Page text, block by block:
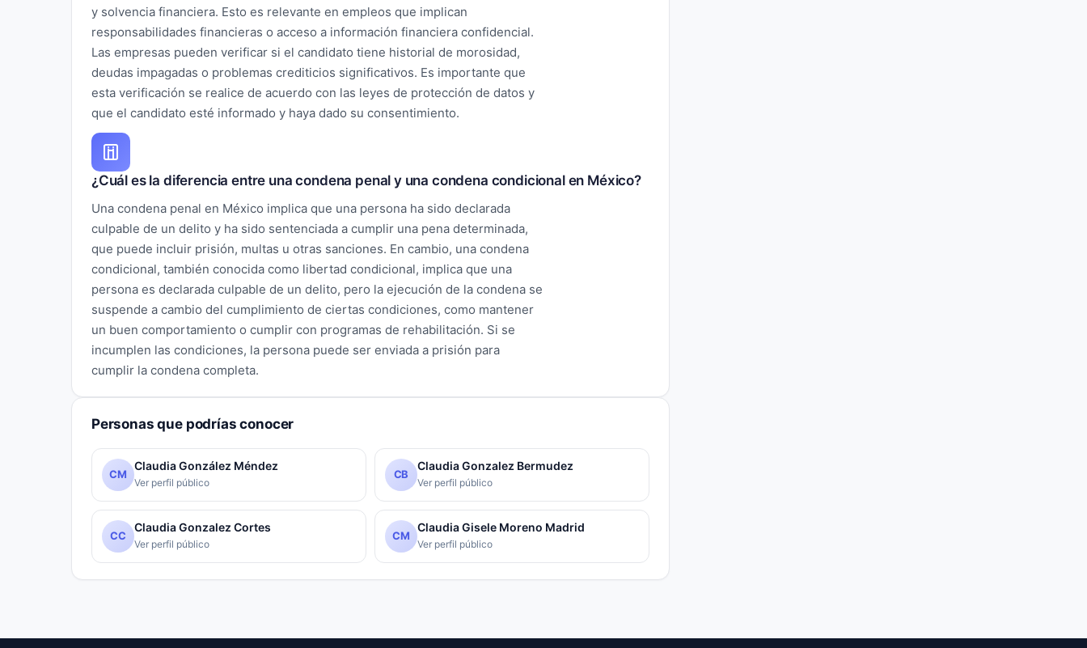
y solvencia financiera. Esto es relevante en empleos que implican
responsabilidades financieras o acceso a información financiera confidencial.
Las empresas pueden verificar si el candidato tiene historial de morosidad,
deudas impagadas o problemas crediticios significativos. Es importante que
esta verificación se realice de acuerdo con las leyes de protección de datos y
que el candidato esté informado y haya dado su consentimiento.
¿Cuál es la diferencia entre una condena penal y una condena condicional en México?
Una condena penal en México implica que una persona ha sido declarada
culpable de un delito y ha sido sentenciada a cumplir una pena determinada,
que puede incluir prisión, multas u otras sanciones. En cambio, una condena
condicional, también conocida como libertad condicional, implica que una
persona es declarada culpable de un delito, pero la ejecución de la condena se
suspende a cambio del cumplimiento de ciertas condiciones, como mantener
un buen comportamiento o cumplir con programas de rehabilitación. Si se
incumplen las condiciones, la persona puede ser enviada a prisión para
cumplir la condena completa.
Personas que podrías conocer
CM
Claudia González Méndez
Ver perfil público
CB
Claudia Gonzalez Bermudez
Ver perfil público
CC
Claudia Gonzalez Cortes
Ver perfil público
CM
Claudia Gisele Moreno Madrid
Ver perfil público